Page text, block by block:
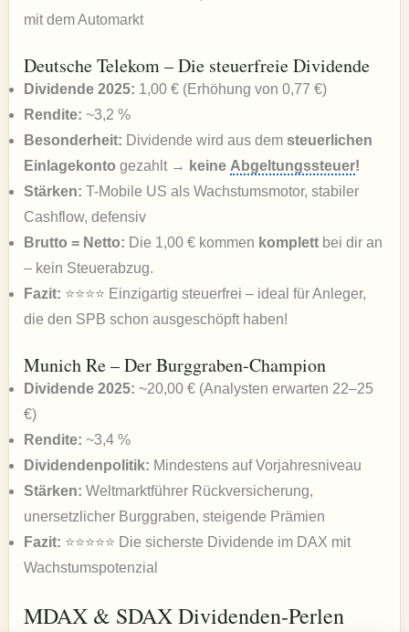
mit dem Automarkt
Deutsche Telekom – Die steuerfreie Dividende
Dividende 2025: 1,00 € (Erhöhung von 0,77 €)
Rendite: ~3,2 %
Besonderheit: Dividende wird aus dem steuerlichen
Einlagekonto gezahlt → keine Abgeltungssteuer!
Stärken: T-Mobile US als Wachstumsmotor, stabiler
Cashflow, defensiv
Brutto = Netto: Die 1,00 € kommen komplettbei dir an
– kein Steuerabzug.
Fazit: ⭐⭐⭐⭐ Einzigartig steuerfrei – ideal für Anleger,
die den SPB schon ausgeschöpft haben!
Munich Re – Der Burggraben-Champion
Dividende 2025: ~20,00 € (Analysten erwarten 22–25
€)
Rendite: ~3,4 %
Dividendenpolitik: Mindestens auf Vorjahresniveau
Stärken: Weltmarktführer Rückversicherung,
unersetzlicher Burggraben, steigende Prämien
Fazit: ⭐⭐⭐⭐⭐ Die sicherste Dividende im DAX mit
Wachstumspotenzial
MDAX & SDAX Dividenden-Perlen